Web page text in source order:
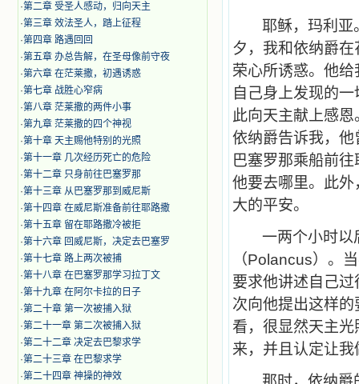
·第二章 受圣人感动，归向天主
·第三章 效法圣人，踏上征程
·第四章 路遇回回
·第五章 办总告解，在圣母像前守夜
·第六章 在茫莱撒，初遇诱惑
·第七章 战胜心窄病
·第八章 茫莱撒的两件小事
·第九章 茫莱撒的四个神视
·第十章 天主赐他特别的光照
·第十一章 几次经历死亡的危险
·第十二章 只身前往巴塞罗那
·第十三章 从巴塞罗那到威尼斯
·第十四章 在威尼斯准备前往耶路撒
·第十五章 留在耶路撒冷被拒
·第十六章 回威尼斯，决定去巴塞罗
·第十七章 路上两次被捕
·第十八章 在巴塞罗那学习拉丁文
·第十九章 在阿尔卡拉的日子
·第二十章 第一次被捕入狱
·第二十一章 第二次被捕入狱
·第二十二章 决定去巴黎求学
·第二十三章 在巴黎求学
·第二十四章 神操的神效
耶稣，玛利亚
夕，我和依纳爵
荣心所诱惑。他
自己身上发现的
此向天主献上感恩
依纳爵告诉我，
巴塞罗那乘船前
他要去哪里。此
大的平安。
一两个小时以
（Polancus）。
要求他讲述自己
次向他提出这样
看，很显然天主
来，并且认定让